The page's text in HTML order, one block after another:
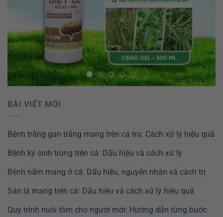
BÀI VIẾT MỚI
Bệnh trắng gan trắng mang trên cá tra: Cách xử lý hiệu quả
Bệnh ký sinh trùng trên cá: Dấu hiệu và cách xử lý
Bệnh nấm mang ở cá: Dấu hiệu, nguyên nhân và cách trị
Sán lá mang trên cá: Dấu hiệu và cách xử lý hiệu quả
Quy trình nuôi tôm cho người mới: Hướng dẫn từng bước